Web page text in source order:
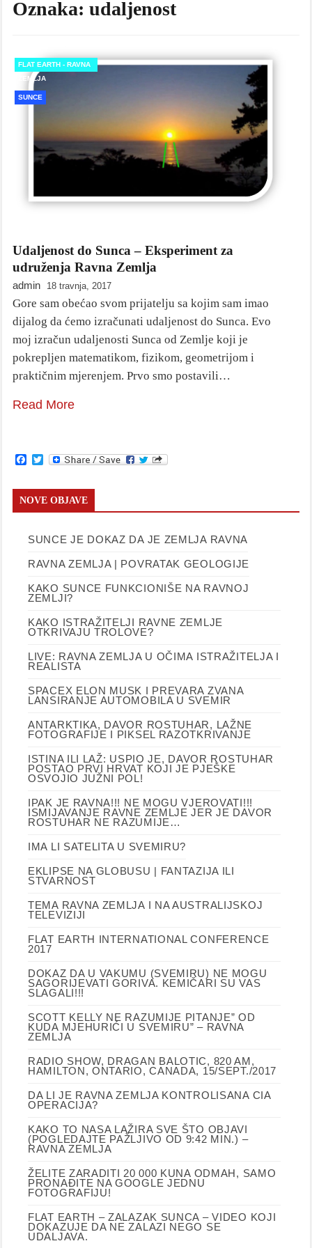
Oznaka: udaljenost
FLAT EARTH - RAVNA
ZEMLJA
SUNCE
Udaljenost do Sunca – Eksperiment za
udruženja Ravna Zemlja
admin 18 travnja, 2017
Gore sam obećao svom prijatelju sa kojim sam imao
dijalog da ćemo izračunati udaljenost do Sunca. Evo
moj izračun udaljenosti Sunca od Zemlje koji je
pokrepljen matematikom, fizikom, geometrijom i
praktičnim mjerenjem. Prvo smo postavili…
Read More
Facebook
Twitter
NOVE OBJAVE
SUNCE JE DOKAZ DA JE ZEMLJA RAVNA
RAVNA ZEMLJA | POVRATAK GEOLOGIJE
KAKO SUNCE FUNKCIONIŠE NA RAVNOJ
ZEMLJI?
KAKO ISTRAŽITELJI RAVNE ZEMLJE
OTKRIVAJU TROLOVE?
LIVE: RAVNA ZEMLJA U OČIMA ISTRAŽITELJA I
REALISTA
SPACEX ELON MUSK I PREVARA ZVANA
LANSIRANJE AUTOMOBILA U SVEMIR
ANTARKTIKA, DAVOR ROSTUHAR, LAŽNE
FOTOGRAFIJE I PIKSEL RAZOTKRIVANJE
ISTINA ILI LAŽ: USPIO JE, DAVOR ROSTUHAR
POSTAO PRVI HRVAT KOJI JE PJEŠKE
OSVOJIO JUŽNI POL!
IPAK JE RAVNA!!! NE MOGU VJEROVATI!!!
ISMIJAVANJE RAVNE ZEMLJE JER JE DAVOR
ROSTUHAR NE RAZUMIJE…
IMA LI SATELITA U SVEMIRU?
EKLIPSE NA GLOBUSU | FANTAZIJA ILI
STVARNOST
TEMA RAVNA ZEMLJA I NA AUSTRALIJSKOJ
TELEVIZIJI
FLAT EARTH INTERNATIONAL CONFERENCE
2017
DOKAZ DA U VAKUMU (SVEMIRU) NE MOGU
SAGORIJEVATI GORIVA. KEMIČARI SU VAS
SLAGALI!!!
SCOTT KELLY NE RAZUMIJE PITANJE” OD
KUDA MJEHURIĆI U SVEMIRU” – RAVNA
ZEMLJA
RADIO SHOW, DRAGAN BALOTIC, 820 AM,
HAMILTON, ONTARIO, CANADA, 15/SEPT./2017
DA LI JE RAVNA ZEMLJA KONTROLISANA CIA
OPERACIJA?
KAKO TO NASA LAŽIRA SVE ŠTO OBJAVI
(POGLEDAJTE PAŽLJIVO OD 9:42 MIN.) –
RAVNA ZEMLJA
ŽELITE ZARADITI 20 000 KUNA ODMAH, SAMO
PRONAĐITE NA GOOGLE JEDNU
FOTOGRAFIJU!
FLAT EARTH – ZALAZAK SUNCA – VIDEO KOJI
DOKAZUJE DA NE ZALAZI NEGO SE
UDALJAVA.